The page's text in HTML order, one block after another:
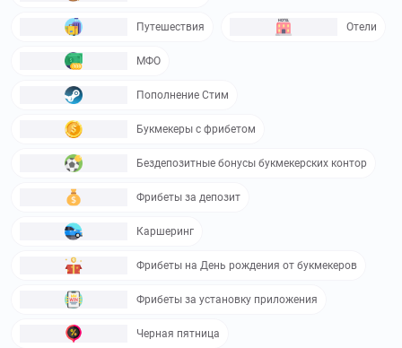
Путешествия Отели
МФО
Пополнение Стим
Букмекеры с фрибетом
Бездепозитные бонусы букмекерских контор
Фрибеты за депозит
Каршеринг
Фрибеты на День рождения от букмекеров
Фрибеты за установку приложения
Черная пятница